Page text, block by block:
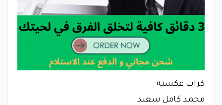
كرات عكسية
محمد كامل سعيد